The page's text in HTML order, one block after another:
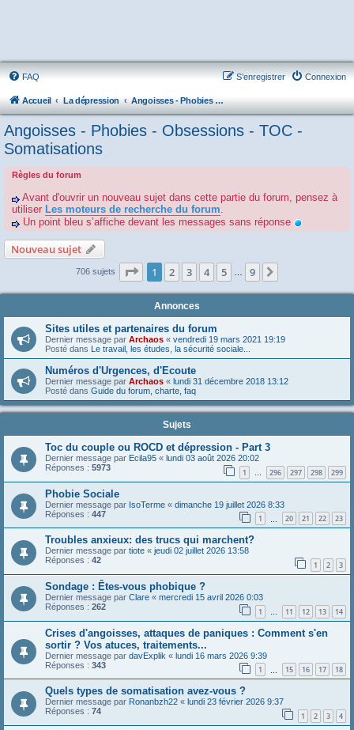
FAQ Connexion
S’enregistrer
Accueil La dépression Angoisses - Phobies - Obsessions - TOC - Somatisations
Angoisses - Phobies - Obsessions - TOC -
Somatisations
Règles du forum
Avant d'ouvrir un nouveau sujet dans cette partie du forum, pensez à
utiliser Les moteurs de recherche du forum.
Un point bleu s’affiche devant les messages sans réponse
Nouveau sujet
706 sujets Page 1sur9
1 2 3 4 5 9
Annonces
Sites utiles et partenaires du forum
Dernier message par Archaos « vendredi 19 mars 2021 19:19
Posté dans Le travail, les études, la sécurité sociale...
Numéros d'Urgences, d'Ecoute
Dernier message par Archaos « lundi 31 décembre 2018 13:12
Posté dans Guide du forum, charte, faq
Sujets
Toc du couple ou ROCD et dépression - Part 3
Dernier message par Ecila95 « lundi 03 août 2026 20:02
Réponses : 5973 1 … 296 297 298 299
Phobie Sociale
Dernier message par IsoTerme « dimanche 19 juillet 2026 8:33
Réponses : 447 1 20 21 22 23
Troubles anxieux: des trucs qui marchent?
Dernier message par tiote « jeudi 02 juillet 2026 13:58
Réponses : 42 1 2 3
Sondage : Êtes-vous phobique ?
Dernier message par Clare « mercredi 15 avril 2026 0:03
Réponses : 262 1 … 11 12 13 14
Crises d'angoisses, attaques de paniques : Comment s'en
sortir ? Vos atuces, traitements...
Dernier message par davExplik « lundi 16 mars 2026 9:39
Réponses : 343 1 15 16 17 18
Quels types de somatisation avez-vous ?
Dernier message par Ronanbzh22 « lundi 23 février 2026 9:37
Réponses : 74 1 2 3 4